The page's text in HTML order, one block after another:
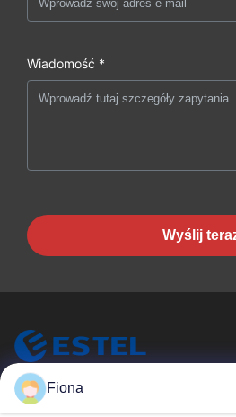
Wiadomość *
Wyślij
ESTEL (GUANGDONG)
Fiona